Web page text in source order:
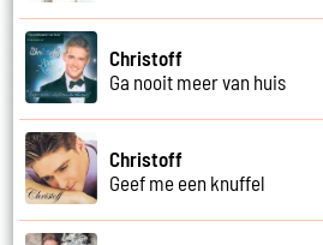
Christoff
Ga nooit meer van huis
Christoff
Geef me een knuffel